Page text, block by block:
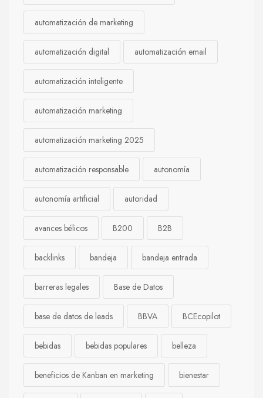
automatización de marketing
automatización digital automatización email
automatización inteligente
automatización marketing
automatización marketing 2025
automatización responsable autonomía
autonomía artificial autoridad
avances bélicos B200 B2B
backlinks bandeja bandeja entrada
barreras legales Base de Datos
base de datos de leads BBVA BCEcopilot
bebidas bebidas populares belleza
beneficios de Kanban en marketing bienestar